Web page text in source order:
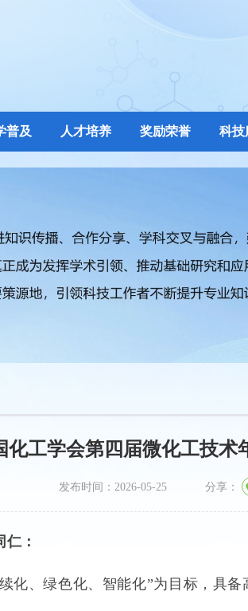
普及 人才培养 奖励荣誉 科技
化工学会第四届微化工技术
发布时间：2026-05-25 分享：
仁：
化、绿色化、智能化”为目标，具